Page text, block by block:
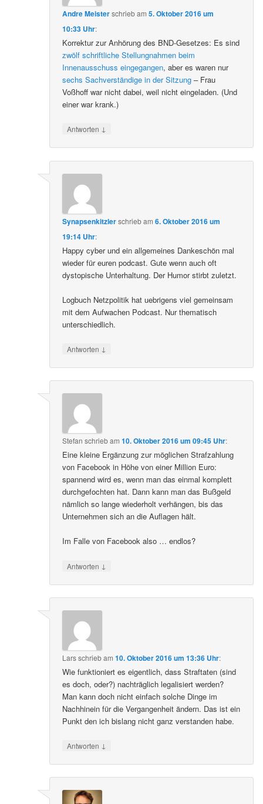
Andre Meisterschriebam5. Oktober 2016 um
10:33 Uhr:
Korrektur zur Anhörung des BND-Gesetzes: Es sind
zwölf schriftliche Stellungnahmen beim
Innenausschuss eingegangen, aber es waren nur
sechs Sachverständige in der Sitzung – Frau
Voßhoff war nicht dabei, weil nicht eingeladen. (Und
einer war krank.)
Antworten ↓
Synapsenkitzlerschriebam6. Oktober 2016 um
19:14 Uhr:
Happy cyber und ein allgemeines Dankeschön mal
wieder für euren podcast. Gute wenn auch oft
dystopische Unterhaltung. Der Humor stirbt zuletzt.
Logbuch Netzpolitik hat uebrigens viel gemeinsam
mit dem Aufwachen Podcast. Nur thematisch
unterschiedlich.
Antworten ↓
Stefan schriebam10. Oktober 2016 um 09:45 Uhr:
Eine kleine Ergänzung zur möglichen Strafzahlung
von Facebook in Höhe von einer Million Euro:
spannend wird es, wenn man das einmal komplett
durchgefochten hat. Dann kann man das Bußgeld
nämlich so lange wiederholt verhängen, bis das
Unternehmen sich an die Auflagen hält.
Im Falle von Facebook also … endlos?
Antworten ↓
Larsschriebam10. Oktober 2016 um 13:36 Uhr:
Wie funktioniert es eigentlich, dass Straftaten (sind
es doch, oder?) nachträglich legalisiert werden?
Man kann doch nicht einfach solche Dinge im
Nachhinein für die Vergangenheit ändern. Das ist ein
Punkt den ich bislang nicht ganz verstanden habe.
Antworten ↓